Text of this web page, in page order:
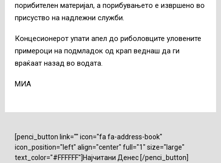
порибителен материјал, а порибувањето е извршено во
присуство на надлежни служби.
Концесионерот упати апел до риболовците уловените
примероци на подмладок од крап веднаш да ги
враќаат назад во водата.
МИА
[penci_button link="" icon="fa fa-address-book"
icon_position="left" align="center" full="1" size="large"
text_color="#FFFFFF"]Најчитани Денес [/penci_button]